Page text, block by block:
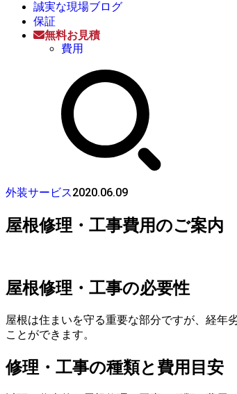
誠実な現場ブログ
保証
無料お見積
費用
外装サービス2020.06.09
屋根修理・工事費用のご案内
屋根修理・工事の必要性
屋根は住まいを守る重要な部分ですが、経年
ことができます。
修理・工事の種類と費用目安